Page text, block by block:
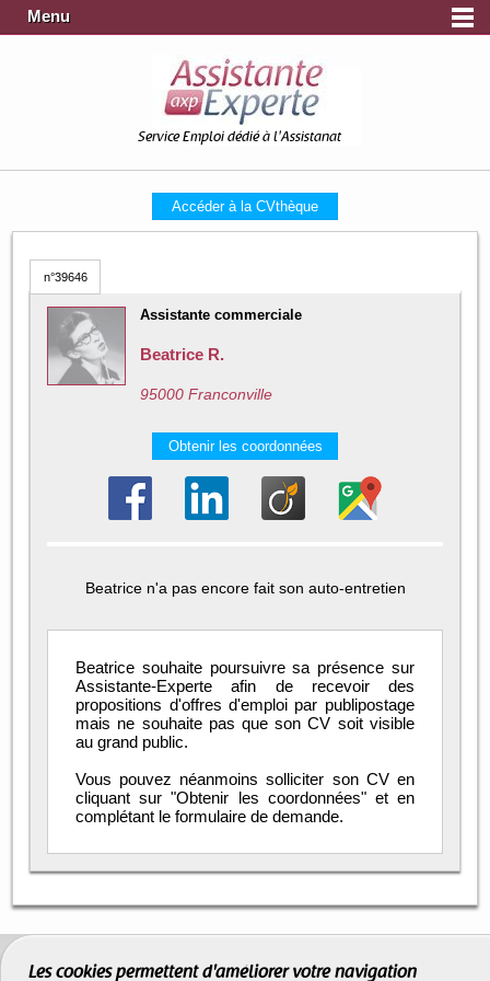
Menu
Service Emploi dédié à l'Assistanat
Accéder à la CVthèque
n°39646
Assistante commerciale
Beatrice R.
95000 Franconville
Obtenir les coordonnées
Beatrice n'a pas encore fait son auto-entretien
Beatrice souhaite poursuivre sa présence sur
Assistante-Experte afin de recevoir des
propositions d'offres d'emploi par publipostage
mais ne souhaite pas que son CV soit visible
au grand public.
Vous pouvez néanmoins solliciter son CV en
cliquant sur "Obtenir les coordonnées" et en
complétant le formulaire de demande.
Les cookies permettent d'améliorer votre navigation